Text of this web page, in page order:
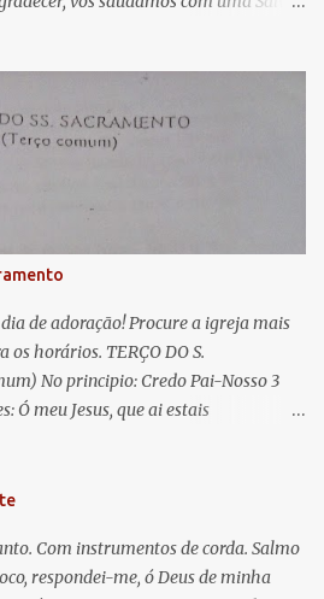
nossa, estes vossos olhos
e depois deste desterro, mostrai-nos
ventre, ó clemente, ó piedosa, ó
Rogai por nós Santa Mãe de Deus.
promessas de Cristo. Amém.
de adoração! Procure a igreja mais
os horários. TERÇO DO S.
No principio: Credo Pai-Nosso 3
Ó meu Jesus, que ai estais
Sacramento de Amor!
força, Vosso perdão e a Vossa
vezes: Louvores e graças se deem a
Com instrumentos de corda. Salmo
respondei-me, ó Deus de minha